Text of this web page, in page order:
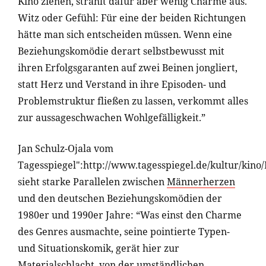
Witz oder Gefühl: Für eine der beiden Richtungen
hätte man sich entscheiden müssen. Wenn eine
Beziehungskomödie derart selbstbewusst mit
ihren Erfolgsgaranten auf zwei Beinen jongliert,
statt Herz und Verstand in ihre Episoden- und
Problemstruktur fließen zu lassen, verkommt alles
zur aussageschwachen Wohlgefälligkeit.”
Jan Schulz-Ojala vom
Tagesspiegel":http://www.tagesspiegel.de/kultur/
sieht starke Parallelen zwischenMännerherzen
und den deutschen Beziehungskomödien der
1980er und 1990er Jahre: “Was einst den Charme
des Genres ausmachte, seine pointierte Typen-
und Situationskomik, gerät hier zur